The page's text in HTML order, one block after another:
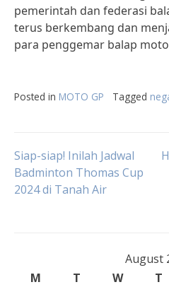
pemerintah dan federasi
terus berkembang dan
para penggemar balap
Posted in MOTO GP Tagged
Post
navigation
Siap-siap! Inilah Jadwal
Badminton Thomas Cup
2024 di Tanah Air
August
M
T W T